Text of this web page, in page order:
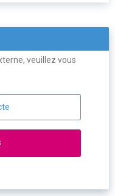
veuillez vous